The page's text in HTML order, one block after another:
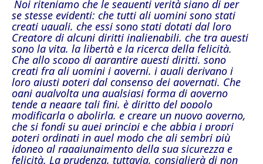
Noi riteniamo che le seguenti verità siano di per
se stesse evidenti: che tutti gli uomini sono stati
creati uguali, che essi sono stati dotati dal loro
Creatore di alcuni diritti inalienabili, che tra questi
sono la vita, la libertà e la ricerca della felicità.
Che allo scopo di garantire questi diritti, sono
creati fra gli uomini i governi, i quali derivano i
loro giusti poteri dal consenso dei governati. Che
ogni qualvolta una qualsiasi forma di governo
tende a negare tali fini, è diritto del popolo
modificarla o abolirla, e creare un nuovo governo,
che si fondi su quei principi e che abbia i propri
poteri ordinati in quel modo che gli sembri più
idoneo al raggiungimento della sua sicurezza e
felicità. La prudenza, tuttavia, consiglierà di non